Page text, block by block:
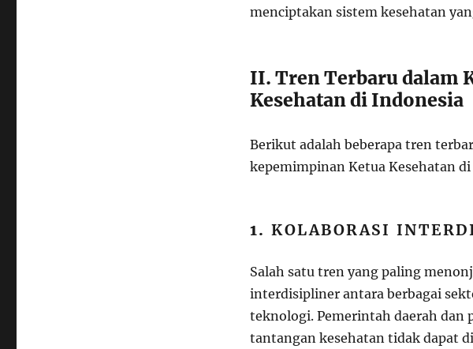
menciptakan sistem kesehatan
II. Tren Terbaru dalam
Kesehatan di Indonesia
Berikut adalah beberapa tren
kepemimpinan Ketua Kesehatan
1.KOLABORASI
Salah satu tren yang paling
interdisipliner antara berbagai
teknologi. Pemerintah daerah dan
tantangan kesehatan tidak dapat